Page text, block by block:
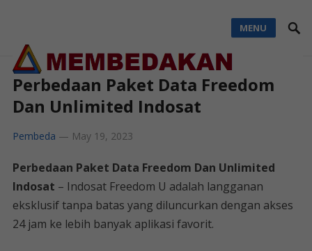
MENU
Perbedaan Paket Data Freedom
Dan Unlimited Indosat
Pembeda — May 19, 2023
Perbedaan Paket Data Freedom Dan Unlimited
Indosat – Indosat Freedom U adalah langganan
eksklusif tanpa batas yang diluncurkan dengan akses
24 jam ke lebih banyak aplikasi favorit.